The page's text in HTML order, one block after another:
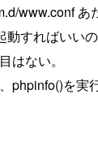
www.conf あ
動すればいい
はない。
phpinfo()を実